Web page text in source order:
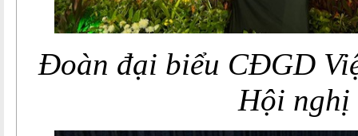
Đoàn đại biểu CĐGD
Hội nghị